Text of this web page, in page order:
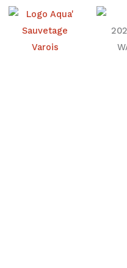
Aller